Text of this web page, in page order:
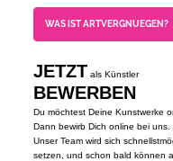
WAS IST ARTVERGNUEGEN?
JETZT als Künstler
BEWERBEN
Du möchtest Deine Kunstwerke
Dann bewirb Dich online bei uns.
Unser Team wird sich
setzen, und schon bald können